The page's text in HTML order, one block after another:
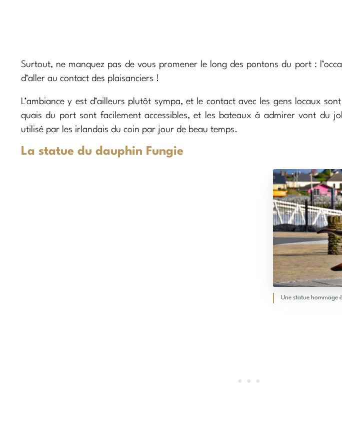
Surtout, ne manquez pas de vous promener le long des pontons du port :
d’aller au contact des plaisanciers !
L’ambiance y est d’ailleurs plutôt sympa, et le contact avec les gens locaux
quais du port sont facilement accessibles, et les bateaux à admirer vont du
utilisé par les irlandais du coin par jour de beau temps.
La statue du dauphin Fungie
Une statue hommage à